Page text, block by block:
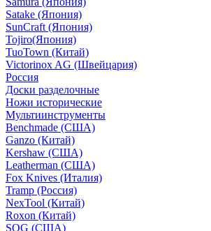
Satake (Япония)
SunCraft (Япония)
Tojiro(Япония)
TuoTown (Китай)
Victorinox AG (Швейцария)
Россия
Доски разделочные
Ножи исторические
Мультиинструменты
Benchmade (США)
Ganzo (Китай)
Kershaw (США)
Leatherman (США)
Fox Knives (Италия)
Tramp (Россия)
NexTool (Китай)
Roxon (Китай)
SOG (США)